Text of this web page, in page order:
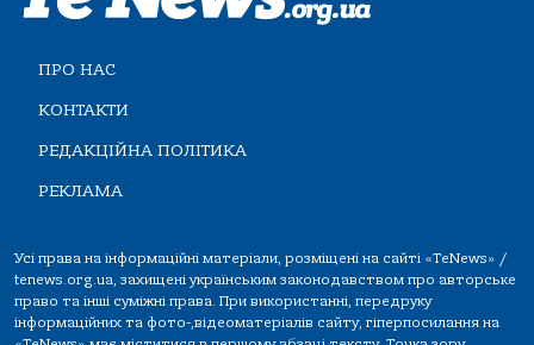
ПРО НАС
КОНТАКТИ
РЕДАКЦІЙНА ПОЛІТИКА
РЕКЛАМА
Усі права на інформаційні матеріали, розміщені на сайті «TeNews» /
tenews.org.ua, захищені українським законодавством про авторське
право та інші суміжні права. При використанні, передруку
інформаційних та фото-,відеоматеріалів сайту, гіперпосилання на